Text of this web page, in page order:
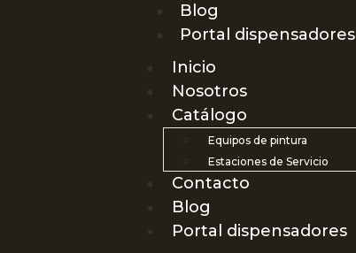
Blog
Portal dispensadores
Inicio
Nosotros
Catálogo
Equipos de pintura
Estaciones de Servicio
Contacto
Blog
Portal dispensadores